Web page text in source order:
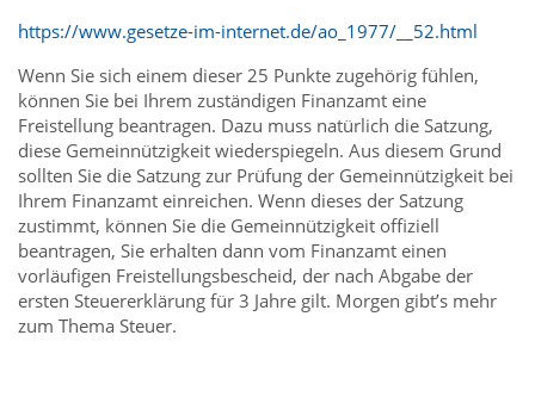
https://www.gesetze-im-internet.de/ao_1977/__52.html
Wenn Sie sich einem dieser 25 Punkte zugehörig fühlen,
können Sie bei Ihrem zuständigen Finanzamt eine
Freistellung beantragen. Dazu muss natürlich die Satzung,
diese Gemeinnützigkeit wiederspiegeln. Aus diesem Grund
sollten Sie die Satzung zur Prüfung der Gemeinnützigkeit bei
Ihrem Finanzamt einreichen. Wenn dieses der Satzung
zustimmt, können Sie die Gemeinnützigkeit offiziell
beantragen, Sie erhalten dann vom Finanzamt einen
vorläufigen Freistellungsbescheid, der nach Abgabe der
ersten Steuererklärung für 3 Jahre gilt. Morgen gibt’s mehr
zum Thema Steuer.